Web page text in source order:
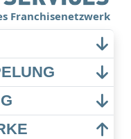
Franchisenetzwerk